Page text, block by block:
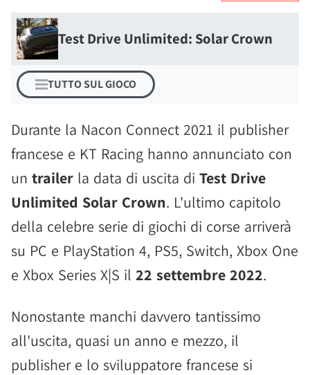
Test Drive Unlimited: Solar Crown
TUTTO SUL GIOCO
Durante la Nacon Connect 2021 il publisher
francese e KT Racing hanno annunciato con
un trailer la data di uscita di Test Drive
Unlimited Solar Crown. L'ultimo capitolo
della celebre serie di giochi di corse arriverà
su PC e PlayStation 4, PS5, Switch, Xbox One
e Xbox Series X|S il 22 settembre 2022.
Nonostante manchi davvero tantissimo
all'uscita, quasi un anno e mezzo, il
publisher e lo sviluppatore francese si